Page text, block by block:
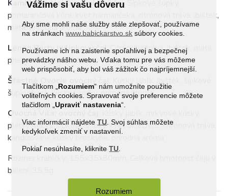
Vážime si vašu dôveru
Aby sme mohli naše služby stále zlepšovať, používame
na stránkachwww.babickarstvo.sk súbory cookies.
Používame ich na zaistenie spoľahlivej a bezpečnej
prevádzky nášho webu. Vďaka tomu pre vás môžeme
web prispôsobiť, aby bol váš zážitok čo najpríjemnejší.
Tlačítkom „ Rozumiem“ nám umožníte použitie
voliteľných cookies. Spravovať svoje preferencie môžete
tlačidlom „Upraviť nastavenia“.
Viac informácií nájdete TU . Svoj súhlas môžete
kedykoľvek zmeniť v nastavení.
Pokiaľ nesúhlasíte, klikniteTU
Rozumiem
Kamilkové Nebo bylinkový čaj: Šípkové šupky,
pomarančová kôra, kvet harmančeka, citrónová tráva, ibištek,
mäta, prírodná aróma
Lenon Párty bylinkový čaj: Citrónová tráva, ibištek, mäta
prieporná, prírodná aróma
Šťastné Ovocie ovocný čaj
šupky, baza, kúsky vanilky, prírodná aróma
Ovocná Víla: ovocný čaj
plátky mrkvy, šípkové šupky, kvet slnečnice, citrónová tráva,
kandizované kúsky broskyne, prírodná aróma
Rozmer krabičky: 155x35x80mm, Celková hmotnosť čaju v
balení: 35.5g